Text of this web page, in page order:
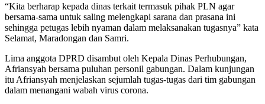
“Kita berharap kepada dinas terkait termasuk pihak PLN agar
bersama-sama untuk saling melengkapi sarana dan prasana ini
sehingga petugas lebih nyaman dalam melaksanakan tugasnya” kata
Selamat, Maradongan dan Samri.
Lima anggota DPRD disambut oleh Kepala Dinas Perhubungan,
Afriansyah bersama puluhan personil gabungan. Dalam kunjungan
itu Afriansyah menjelaskan sejumlah tugas-tugas dari tim gabungan
dalam menangani wabah virus corona.